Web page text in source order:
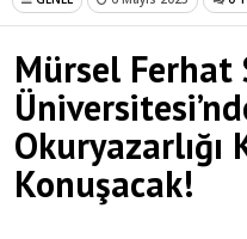
Mürsel Ferhat
Okuryazarlığı
Konuşacak!